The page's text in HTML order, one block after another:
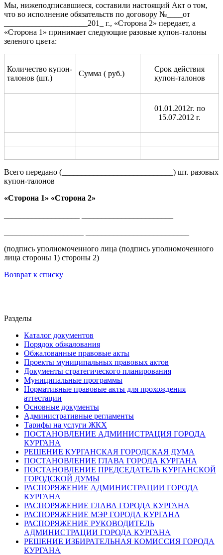
Мы, нижеподписавшиеся, составили настоящий Акт о том,
что во исполнение обязательств по договору №____от
_____________________201_ г., «Сторона 2» передает, а
«Сторона 1» принимает следующие разовые купон-талоны
зеленого цвета:
Количество купон-
талонов (шт.)
Сумма ( руб.)
Срок действия
купон-талонов
01.01.2012г. по
15.07.2012 г.
Всего передано (____________________________) шт. разовых
купон-талонов
«Сторона 1» «Сторона 2»
(подпись уполномоченного лица (подпись уполномоченного
лица стороны 1) стороны 2)
Возврат к списку
Разделы
Каталог документов
Порядок обжалования
Обжалованные правовые акты
Проекты муниципальных правовых актов
Документы стратегического планирования
Муниципальные программы
Нормативные правовые акты для прохождения
аттестации
Основные документы
Административные регламенты
Тарифы на услуги ЖКХ
ПОСТАНОВЛЕНИЕ АДМИНИСТРАЦИЯ ГОРОДА
КУРГАНА
РЕШЕНИЕ КУРГАНСКАЯ ГОРОДСКАЯ ДУМА
ПОСТАНОВЛЕНИЕ ГЛАВА ГОРОДА КУРГАНА
ПОСТАНОВЛЕНИЕ ПРЕДСЕДАТЕЛЬ КУРГАНСКОЙ
ГОРОДСКОЙ ДУМЫ
РАСПОРЯЖЕНИЕ АДМИНИСТРАЦИИ ГОРОДА
КУРГАНА
РАСПОРЯЖЕНИЕ ГЛАВА ГОРОДА КУРГАНА
РАСПОРЯЖЕНИЕ МЭР ГОРОДА КУРГАНА
РАСПОРЯЖЕНИЕ РУКОВОДИТЕЛЬ
АДМИНИСТРАЦИИ ГОРОДА КУРГАНА
РЕШЕНИЕ ИЗБИРАТЕЛЬНАЯ КОМИССИЯ ГОРОДА
КУРГАНА